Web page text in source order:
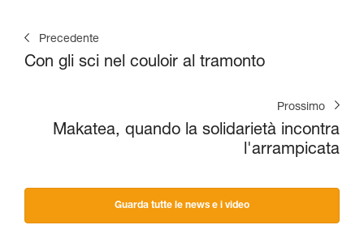
Precedente
Con gli sci nel couloir al tramonto
Prossimo
Makatea, quando la solidarietà incontra
l'arrampicata
Guarda tutte le news e i video